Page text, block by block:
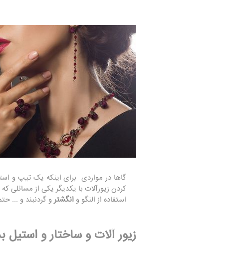
گاها در مواردی برای اینکه یک تیپ و
کردن زیورآلات با یکدیگر یکی از
استفاده از النگو و انگشترو گردنبند و ...
زیور آلات و ساختار و